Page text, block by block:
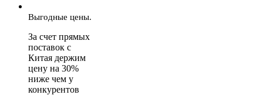
Выгодные цены.
За счет прямых
поставок с
Китая держим
цену на 30%
ниже чем у
конкурентов